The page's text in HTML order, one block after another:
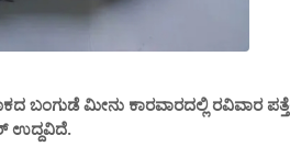
ಬಂಗುಡೆ‌ ಮೀನು ಕಾರವಾರದಲ್ಲಿ ರವಿವಾರ
ಉದ್ದವಿದೆ.